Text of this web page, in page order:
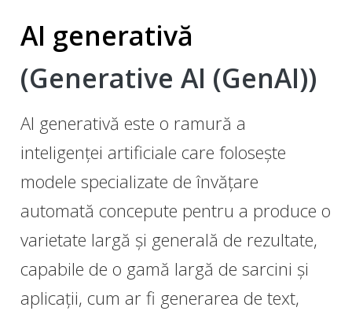
AI generativă
(Generative AI (GenAI))
AI generativă este o ramură a
inteligenței artificiale care folosește
modele specializate de învățare
automată concepute pentru a produce o
varietate largă și generală de rezultate,
capabile de o gamă largă de sarcini și
aplicații, cum ar fi generarea de text,